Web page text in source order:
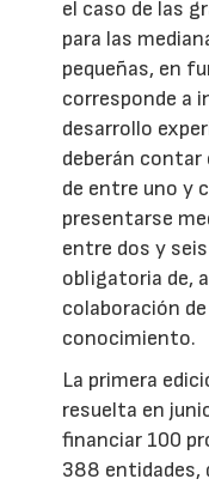
el caso de las
para las
pequeñas, en
corresponde a
desarrollo
deberán contar
de entre uno y
presentarse
entre dos y
obligatoria de,
colaboración
conocimiento.
La primera
resuelta en
financiar 100
388 entidades,